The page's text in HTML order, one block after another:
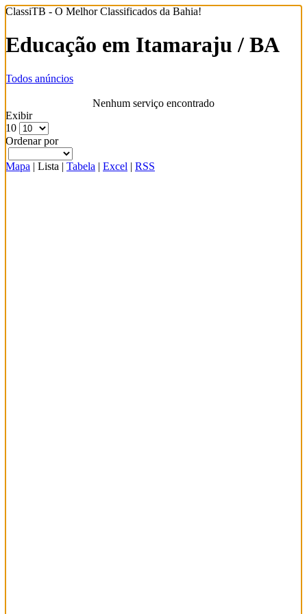
ClassiTB - O Melhor Classificados da Bahia!
Educação em Itamaraju / BA
Todos anúncios
Nenhum serviço encontrado
Exibir
10
Ordenar por
Mapa | Lista | Tabela | Excel | RSS